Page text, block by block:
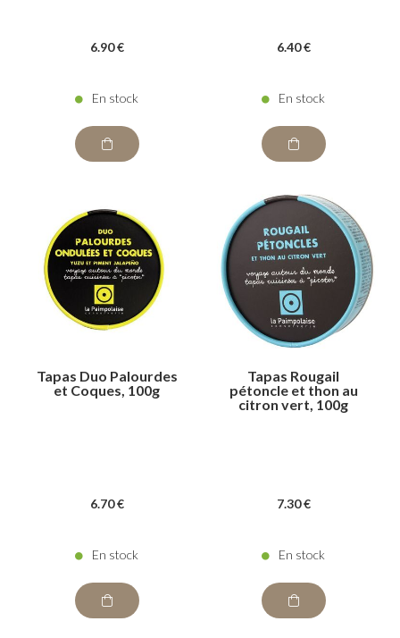
6.90 €
En stock
6.40 €
En stock
Tapas Duo Palourdes
et Coques, 100g
6.70 €
En stock
Tapas Rougail
pétoncle et thon au
citron vert, 100g
7.30 €
En stock